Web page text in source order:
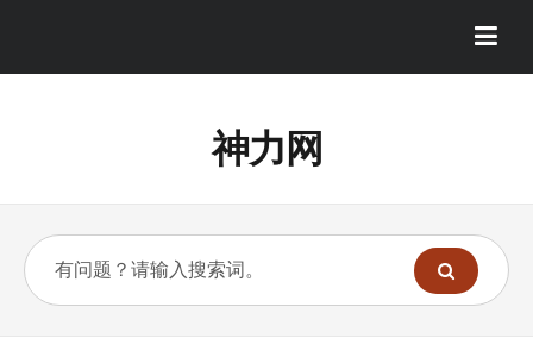
神力网